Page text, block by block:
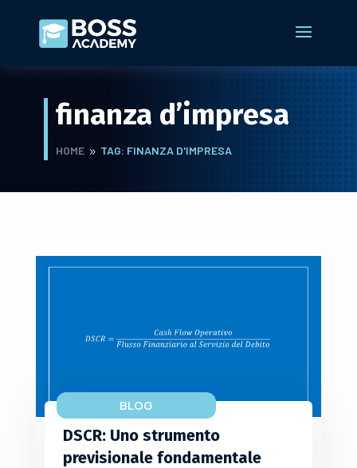
finanza d’impresa
HOME 9 TAG: FINANZA D'IMPRESA
DSCR: Uno strumento
previsionale fondamentale
BLOG